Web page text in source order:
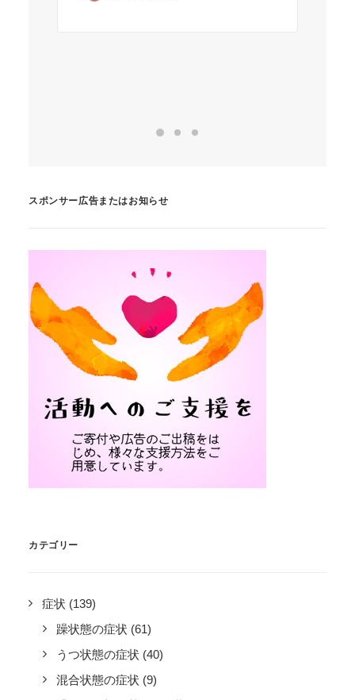
スポンサー広告またはお知らせ
カテゴリー
症状 (139)
躁状態の症状 (61)
うつ状態の症状 (40)
混合状態の症状 (9)